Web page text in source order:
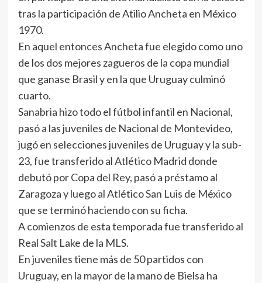
tras la participación de Atilio Ancheta en México
1970.
En aquel entonces Ancheta fue elegido como uno
de los dos mejores zagueros de la copa mundial
que ganase Brasil y en la que Uruguay culminó
cuarto.
Sanabria hizo todo el fútbol infantil en Nacional,
pasó a las juveniles de Nacional de Montevideo,
jugó en selecciones juveniles de Uruguay y la sub-
23, fue transferido al Atlético Madrid donde
debutó por Copa del Rey, pasó a préstamo al
Zaragoza y luego al Atlético San Luis de México
que se terminó haciendo con su ficha.
A comienzos de esta temporada fue transferido al
Real Salt Lake de la MLS.
En juveniles tiene más de 50 partidos con
Uruguay, en la mayor de la mano de Bielsa ha